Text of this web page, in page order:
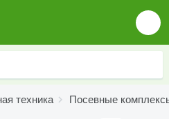
техника Посевные